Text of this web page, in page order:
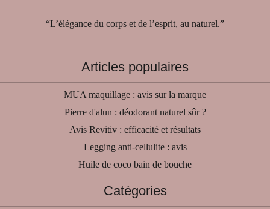
“L’élégance du corps et de l’esprit, au naturel.”
Articles populaires
MUA maquillage : avis sur la marque
Pierre d'alun : déodorant naturel sûr ?
Avis Revitiv : efficacité et résultats
Legging anti-cellulite : avis
Huile de coco bain de bouche
Catégories